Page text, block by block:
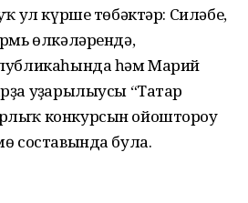
ул күрше төбәктәр: Силәбе,
өлкәләрендә,
һәм Марий
уҙғарылыусы “Татар
конкурсын ойоштороу
составында була.